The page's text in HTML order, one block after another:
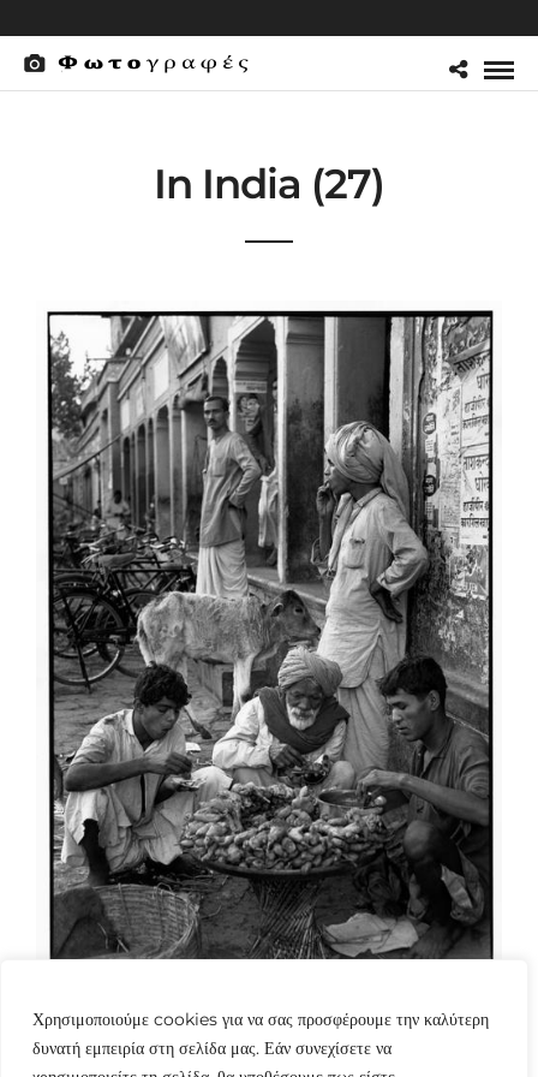
Χρησιμοποιούμε cookies για να σας προσφέρουμε την καλύτερη
δυνατή εμπειρία στη σελίδα μας. Εάν συνεχίσετε να
In India (27)